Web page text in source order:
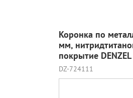
Коронка по
мм,
покрытие
DZ-724111